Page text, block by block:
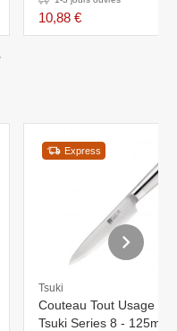
10,88 €
Express
Tsuki
Couteau Tout Usage
Tsuki Series 8 - 125mm